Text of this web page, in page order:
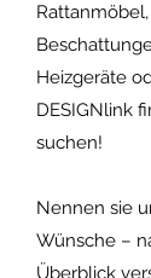
Heizgeräte
DESIGNlink
suchen!
Nennen sie
Wünsche –
Überblick